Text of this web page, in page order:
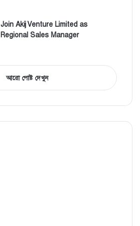
Join Akij Venture Limited as
Regional Sales Manager
আরো পোষ্ট দেখুন